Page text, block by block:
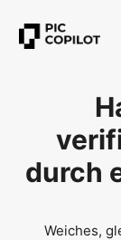
durch
Weiches,